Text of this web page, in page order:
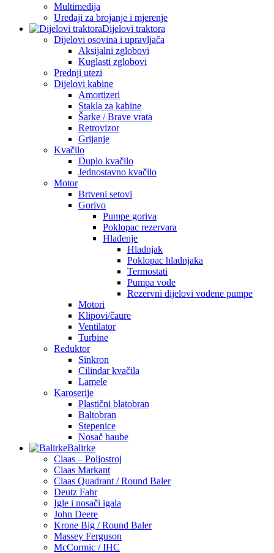
Multimedija
Uređaji za brojanje i mjerenje
Dijelovi traktora
Dijelovi osovina i upravljača
Aksijalni zglobovi
Kuglasti zglobovi
Prednji utezi
Dijelovi kabine
Amortizeri
Stakla za kabine
Šarke / Brave vrata
Retrovizor
Grijanje
Kvačilo
Duplo kvačilo
Jednostavno kvačilo
Motor
Brtveni setovi
Gorivo
Pumpe goriva
Poklopac rezervara
Hlađenje
Hladnjak
Poklopac hladnjaka
Termostati
Pumpa vode
Rezervni dijelovi vodene pumpe
Motori
Klipovi/čaure
Ventilator
Turbine
Reduktor
Sinkron
Cilindar kvačila
Lamele
Karoserije
Plastični blatobran
Baltobran
Stepenice
Nosač haube
Balirke
Claas – Poljostroj
Claas Markant
Claas Quadrant / Round Baler
Deutz Fahr
Igle i nosači igala
John Deere
Krone Big / Round Baler
Massey Ferguson
McCormic / IHC